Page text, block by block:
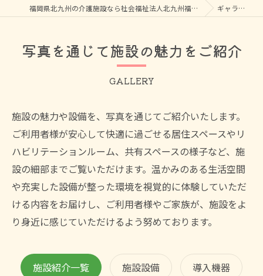
福岡県北九州の介護施設なら社会福祉法人北九州福祉会 ギャラリー
写真を通じて施設の魅力をご紹介
GALLERY
施設の魅力や設備を、写真を通じてご紹介いたします。
ご利用者様が安心して快適に過ごせる居住スペースやリ
ハビリテーションルーム、共有スペースの様子など、施
設の細部までご覧いただけます。温かみのある生活空間
や充実した設備が整った環境を視覚的に体験していただ
ける内容をお届けし、ご利用者様やご家族が、施設をよ
り身近に感じていただけるよう努めております。
施設紹介一覧 施設設備 導入機器